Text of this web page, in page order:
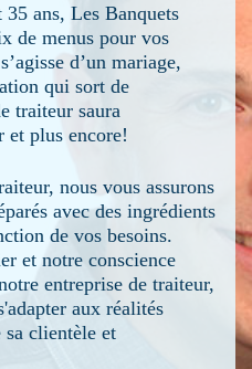
ans, Les Banquets
de menus pour vos
d’un mariage,
qui sort de
traiteur saura
et plus encore!
nous vous assurons
avec des ingrédients
de vos besoins.
et notre conscience
entreprise de traiteur,
aux réalités
clientèle et